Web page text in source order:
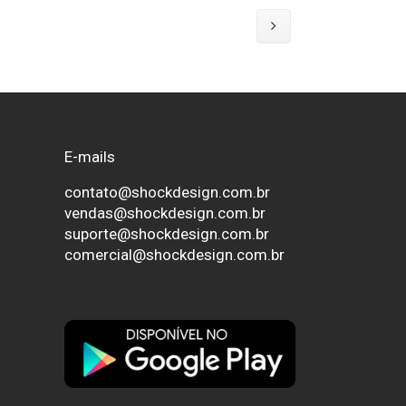
E-mails
contato@shockdesign.com.br
vendas@shockdesign.com.br
suporte@shockdesign.com.br
comercial@shockdesign.com.br